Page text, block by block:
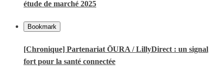
étude de marché 2025
Bookmark
[Chronique] Partenariat ŌURA / LillyDirect : un signal
fort pour la santé connectée